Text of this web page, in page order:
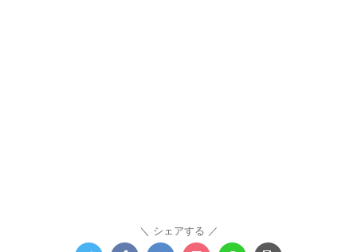
シェアする